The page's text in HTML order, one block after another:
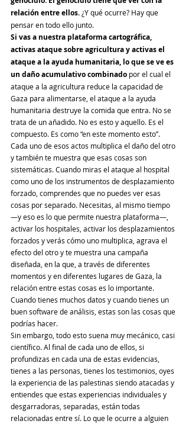
relación entre ellos. ¿Y qué ocurre? Hay que
pensar en todo ello junto.
Si vas a nuestra plataforma cartográfica,
activas ataque sobre agricultura y activas el
ataque a la ayuda humanitaria, lo que se ve es
un daño acumulativo combinado por el cual el
ataque a la agricultura reduce la capacidad de
Gaza para alimentarse, el ataque a la ayuda
humanitaria destruye la comida que entra. No se
trata de un añadido. No es esto y aquello. Es el
compuesto. Es como “en este momento esto”.
Cada uno de esos actos multiplica el daño del otro
y también te muestra que esas cosas son
sistemáticas. Cuando miras el ataque al hospital
como uno de los instrumentos de desplazamiento
forzado, comprendes que no puedes ver esas
cosas por separado. Necesitas, al mismo tiempo
—y eso es lo que permite nuestra plataforma—,
activar los hospitales, activar los desplazamientos
forzados y verás cómo uno multiplica, agrava el
efecto del otro y te muestra una campaña
diseñada, en la que, a través de diferentes
momentos y en diferentes lugares de Gaza, la
relación entre estas cosas es lo importante.
Cuando tienes muchos datos y cuando tienes un
buen software de análisis, estas son las cosas que
podrías hacer.
Sin embargo, todo esto suena muy mecánico, casi
científico. Al final de cada uno de ellos, si
profundizas en cada una de estas evidencias,
tienes a las personas, tienes los testimonios, oyes
la experiencia de las palestinas siendo atacadas y
entiendes que estas experiencias individuales y
desgarradoras, separadas, están todas
relacionadas entre sí. Lo que le ocurre a alguien